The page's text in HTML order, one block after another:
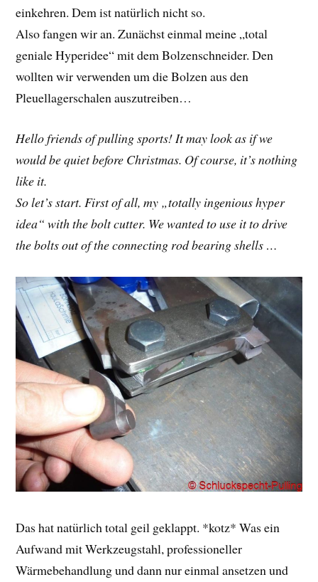
einkehren. Dem ist natürlich nicht so.
Also fangen wir an. Zunächst einmal meine „total
geniale Hyperidee“ mit dem Bolzenschneider. Den
wollten wir verwenden um die Bolzen aus den
Pleuellagerschalen auszutreiben…
Hello friends of pulling sports! It may look as if we
would be quiet before Christmas. Of course, it’s nothing
like it.
So let’s start. First of all, my „totally ingenious hyper
idea“ with the bolt cutter. We wanted to use it to drive
the bolts out of the connecting rod bearing shells …
Das hat natürlich total geil geklappt. *kotz* Was ein
Aufwand mit Werkzeugstahl, professioneller
Wärmebehandlung und dann nur einmal ansetzen und